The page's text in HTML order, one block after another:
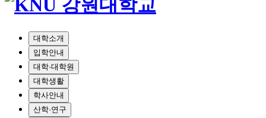
대학소개
입학안내
대학·대학원
대학생활
학사안내
산학·연구